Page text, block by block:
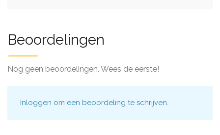
Beoordelingen
Nog geen beoordelingen. Wees de eerste!
Inloggen om een beoordeling te schrijven.